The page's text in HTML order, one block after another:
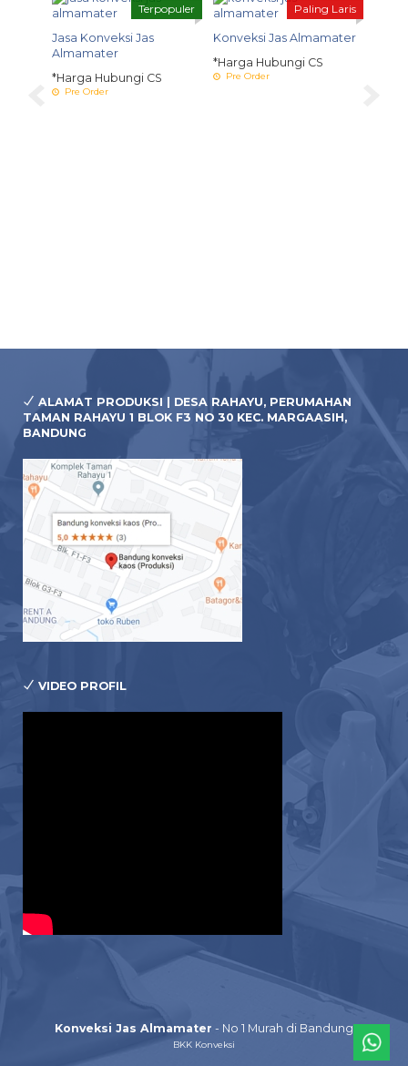
Terpopuler
Jasa Konveksi Jas
Almamater
*Harga Hubungi CS
Pre Order
Paling Laris
Konveksi Jas Almamater
*Harga Hubungi CS
Pre Order
ALAMAT PRODUKSI | DESA RAHAYU, PERUMAHAN
TAMAN RAHAYU 1 BLOK F3 NO 30 KEC. MARGAASIH,
BANDUNG
VIDEO PROFIL
Konveksi Jas Almamater - No 1 Murah di Bandung
BKK Konveksi